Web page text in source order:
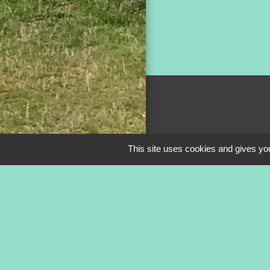
This site uses cookies and gives